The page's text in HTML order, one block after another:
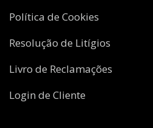
Política de Cookies
Resolução de Litígios
Livro de Reclamações
Login de Cliente